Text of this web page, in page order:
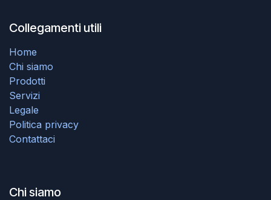
Collegamenti utili
Home
Chi siamo
Prodotti
Servizi
Legale
Politica privacy
Contattaci
Chi siamo